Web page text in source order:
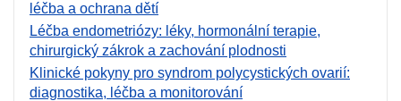
léčba a ochrana dětí
Léčba endometriózy: léky, hormonální terapie,
chirurgický zákrok a zachování plodnosti
Klinické pokyny pro syndrom polycystických ovarií:
diagnostika, léčba a monitorování